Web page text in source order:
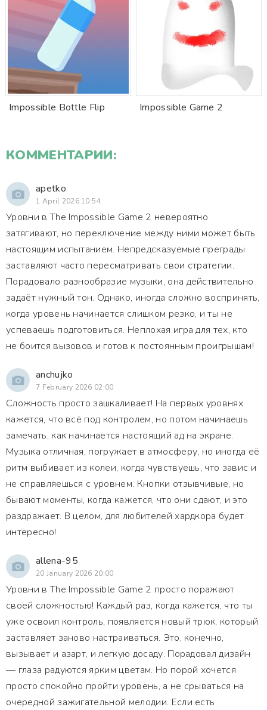
Impossible Bottle Flip Impossible Game 2
КОММЕНТАРИИ:
apetko
1 April 2026 10:54
Уровни в The Impossible Game 2 невероятно
затягивают, но переключение между ними может быть
настоящим испытанием. Непредсказуемые преграды
заставляют часто пересматривать свои стратегии.
Порадовало разнообразие музыки, она действительно
задаёт нужный тон. Однако, иногда сложно воспринять,
когда уровень начинается слишком резко, и ты не
успеваешь подготовиться. Неплохая игра для тех, кто
не боится вызовов и готов к постоянным проигрышам!
anchujko
7 February 2026 02:00
Сложность просто зашкаливает! На первых уровнях
кажется, что всё под контролем, но потом начинаешь
замечать, как начинается настоящий ад на экране.
Музыка отличная, погружает в атмосферу, но иногда её
ритм выбивает из колеи, когда чувствуешь, что завис и
не справляешься с уровнем. Кнопки отзывчивые, но
бывают моменты, когда кажется, что они сдают, и это
раздражает. В целом, для любителей хардкора будет
интересно!
allena-95
20 January 2026 20:00
Уровни в The Impossible Game 2 просто поражают
своей сложностью! Каждый раз, когда кажется, что ты
уже освоил контроль, появляется новый трюк, который
заставляет заново настраиваться. Это, конечно,
вызывает и азарт, и легкую досаду. Порадовал дизайн
— глаза радуются ярким цветам. Но порой хочется
просто спокойно пройти уровень, а не срываться на
очередной зажигательной мелодии. Если есть